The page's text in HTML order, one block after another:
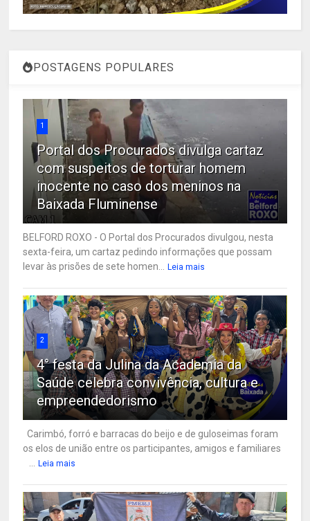
POSTAGENS POPULARES
1
Portal dos Procurados divulga cartaz
com suspeitos de torturar homem
inocente no caso dos meninos na
Baixada Fluminense
BELFORD ROXO - O Portal dos Procurados divulgou, nesta
sexta-feira, um cartaz pedindo informações que possam
levar às prisões de sete homen...
Leia mais
2
4° festa da Julina da Academia da
Saúde celebra convivência, cultura e
empreendedorismo
Carimbó, forró e barracas do beijo e de guloseimas foram
os elos de união entre os participantes, amigos e familiares
Leia mais